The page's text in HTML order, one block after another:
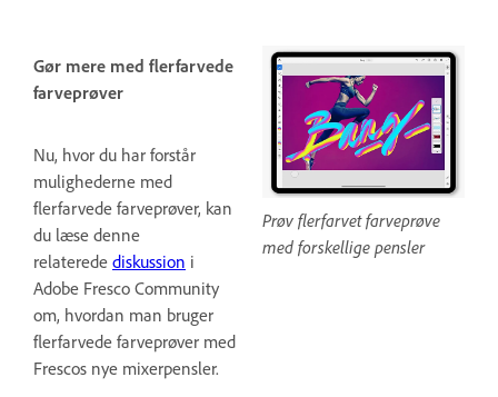
Gør mere med flerfarvede
farveprøver
Nu, hvor du har forstår
mulighederne med
flerfarvede farveprøver, kan
du læse denne
relaterede diskussion i
Adobe Fresco Community
om, hvordan man bruger
flerfarvede farveprøver med
Frescos nye mixerpensler.
Prøv flerfarvet farveprøve
med forskellige pensler